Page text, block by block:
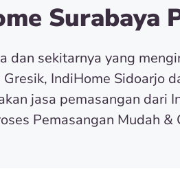
Surabaya
dan sekitarnya yang
IndiHome Sidoarjo
jasa pemasangan dari
Pemasangan Mudah